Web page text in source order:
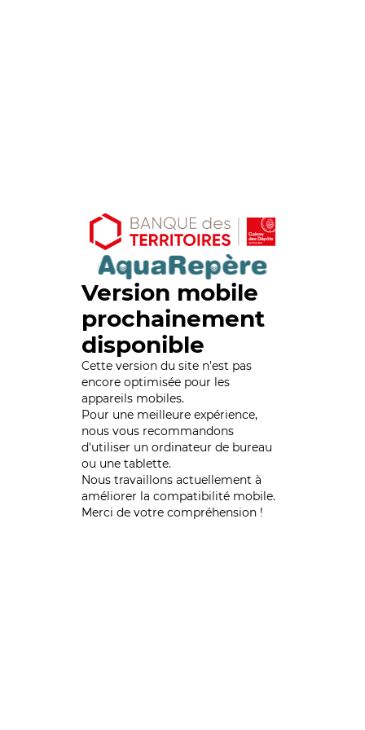
Version mobile
prochainement
disponible
Cette version du site n’est pas
encore optimisée pour les
appareils mobiles.
Pour une meilleure expérience,
nous vous recommandons
d'utiliser un ordinateur de bureau
ou une tablette.
Nous travaillons actuellement à
améliorer la compatibilité mobile.
Merci de votre compréhension !